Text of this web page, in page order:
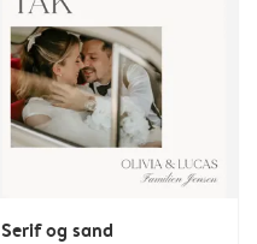
Serif og sand